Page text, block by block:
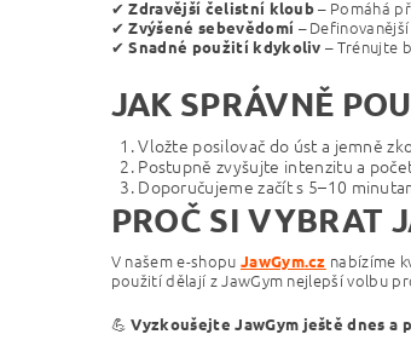
✔Zdravější čelistní kloub– Pomáhá
✔Zvýšené sebevědomí –
✔Snadné použití kdykoliv – Trénujte
JAK SPRÁVNĚ
Vložte posilovač do úst a jemně
Postupně zvyšujte intenzitu a
Doporučujeme začít s 5–10
PROČ SI VYBRAT
V našem e-shopu JawGym.cz nabízíme
použití dělají z JawGym nejlepší volbu
💪Vyzkoušejte JawGym ještě dnes a